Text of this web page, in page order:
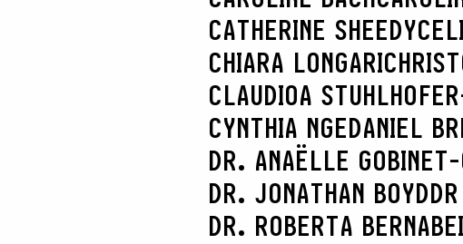
CATHERINE SHEEDY
CHIARA LONGARI
CLAUDIOA
CYNTHIA NGEDANIEL
DR. ANAËLLE GOBINET-
DR. JONATHAN BOYD
DR. ROBERTA BERNABEI